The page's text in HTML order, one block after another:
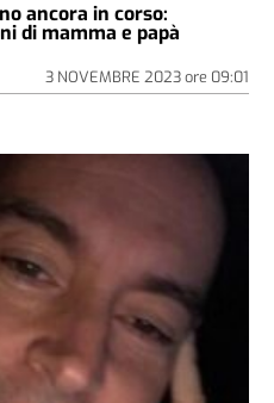
ancora in corso:
di mamma e papà
3 NOVEMBRE 2023ore 09:01